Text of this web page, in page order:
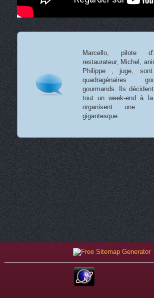
Marcello, pilote
restaurateur, Michel,
Philippe , juge,
quadragénaires
gourmands. Ils
tout un week-end à
organisent une
gigantesque…